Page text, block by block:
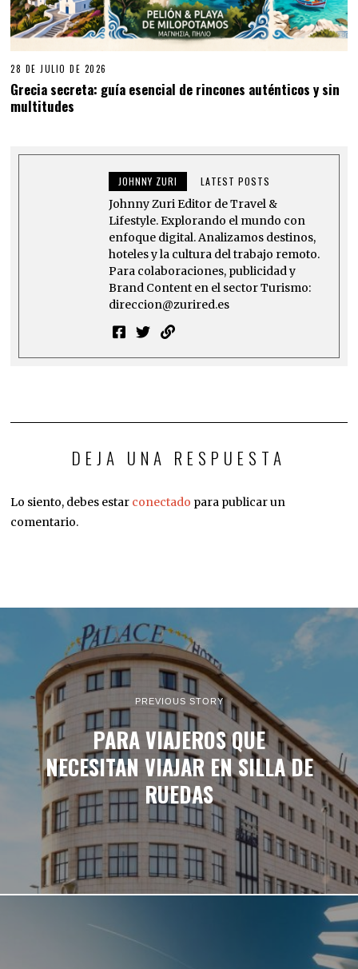
28 DE JULIO DE 2026
Grecia secreta: guía esencial de rincones auténticos y sin
multitudes
JOHNNY ZURI LATEST POSTS
Johnny Zuri Editor de Travel &
Lifestyle. Explorando el mundo con
enfoque digital. Analizamos destinos,
hoteles y la cultura del trabajo remoto.
Para colaboraciones, publicidad y
Brand Content en el sector Turismo:
direccion@zurired.es
DEJA UNA RESPUESTA
Lo siento, debes estar conectado para publicar un
comentario.
PREVIOUS STORY
PARA VIAJEROS QUE
NECESITAN VIAJAR EN SILLA DE
RUEDAS